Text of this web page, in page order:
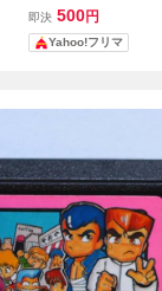
ト ダウンタウン熱血
すぼーる物語 野球で
だ！くにおくん
即決 500円
Yahoo!フリマ